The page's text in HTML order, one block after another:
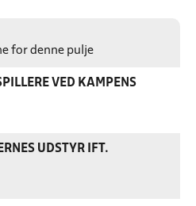
for denne pulje
VED KAMPENS
UDSTYR IFT.